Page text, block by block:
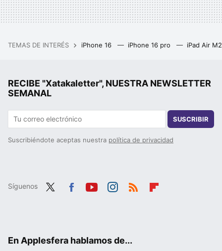
TEMAS DE INTERÉS iPhone 16 iPhone 16 pro iPad Air
RECIBE "Xatakaletter", NUESTRA NEWSLETTER
SEMANAL
SUSCRIBIR
Suscribiéndote aceptas nuestra política de privacidad
Síguenos
En Applesfera hablamos de...